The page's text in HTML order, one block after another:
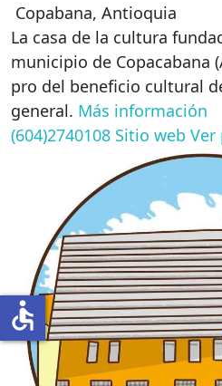
Copabana, Antioquia
La casa de la cultura
municipio de Copacabana
pro del beneficio cultural
general. Más información
(604)2740108 Sitio web Ver
accessible